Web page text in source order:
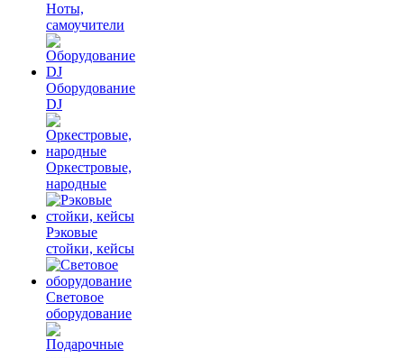
Ноты,
самоучители
Оборудование
DJ
Оркестровые,
народные
Рэковые
стойки, кейсы
Световое
оборудование